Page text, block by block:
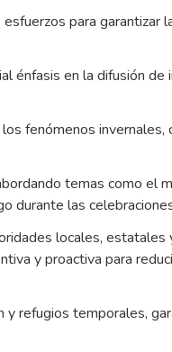
para garantizar
énfasis en la difusión de
fenómenos invernales,
temas como el
durante las
locales,
y proactiva para
refugios temporales,